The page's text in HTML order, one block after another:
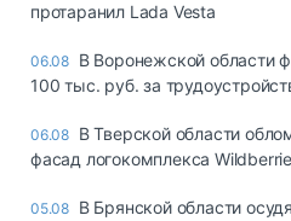
протаранил Lada Vesta
06.08 В Воронежской области
100 тыс. руб. за
06.08 В Тверской области
фасад логокомплекса
05.08 В Брянской области